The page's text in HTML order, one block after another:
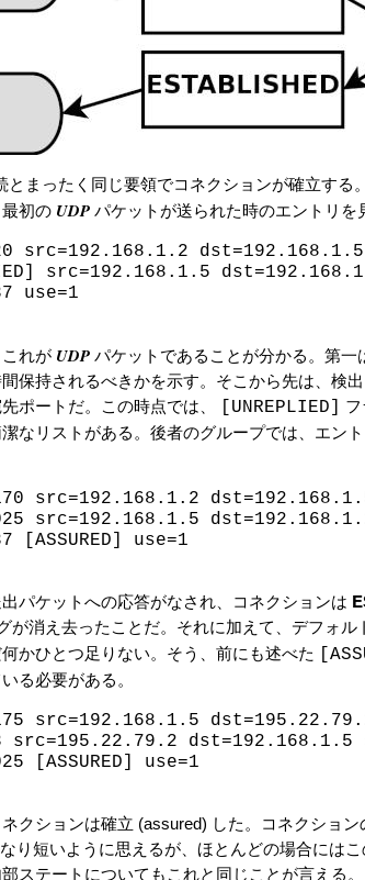
とまったく同じ要領でコネクションが確立する
初の UDP パケットが送られた時のエントリを
src=192.168.1.2
src=192.168.1.5
use=1
れが UDP パケットであることが分かる。第一
保持されるべきかを示す。そこから先は、検
ポートだ。この時点では、
[UNREPLIED]
なリストがある。後者のグループでは、エン
src=192.168.1.2
src=192.168.1.5
[ASSURED] use=1
パケットへの応答がなされ、コネクションは
が消え去ったことだ。それに加えて、デフォ
かひとつ足りない。そう、前にも述べた
る必要がある。
src=192.168.1.5
src=195.22.79.2 dst=192.168.1.5
[ASSURED] use=1
クションは確立 (assured) した。コネクショ
り短いように思えるが、ほとんどの場合には
ステートについてもこれと同じことが言える。